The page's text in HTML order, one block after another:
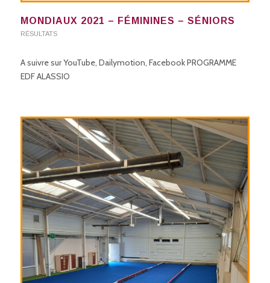
MONDIAUX 2021 – FÉMININES – SÉNIORS
RÉSULTATS
A suivre sur YouTube, Dailymotion, Facebook PROGRAMME
EDF ALASSIO